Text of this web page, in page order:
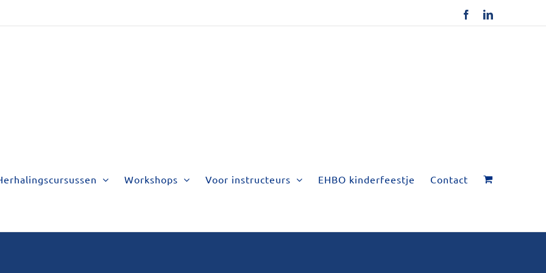
FacebookLinkedIn
Workshops Voor instructeurs EHBO kinderfeestje Contact